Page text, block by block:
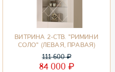
ВИТРИНА 2-СТВ. "РИМИНИ
СОЛО" (ЛЕВАЯ, ПРАВАЯ)
СЛОНОВАЯ КОСТЬ/ЗОЛОТО
111 600₽
84 000 ₽